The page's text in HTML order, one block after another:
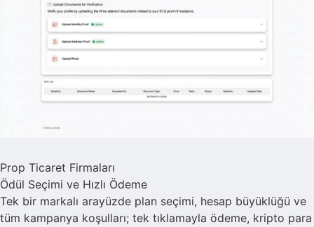
Prop Ticaret Firmaları
Ödül Seçimi ve Hızlı Ödeme
Tek bir markalı arayüzde plan seçimi, hesap büyüklüğü ve
tüm kampanya koşulları; tek tıklamayla ödeme, kripto para